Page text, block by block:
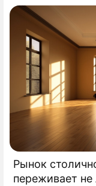
Рынок
переживает